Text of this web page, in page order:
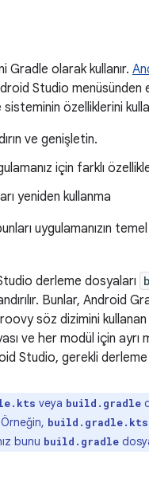
olarak kullanır.
Studio
sisteminin özelliklerini
ve genişletin.
için farklı
yeniden kullanma
uygulamanızın
derleme dosyaları
Bunlar, Android
söz dizimini
ve her modül için ayrı
Studio, gerekli
veya build.gradle
build.gradle.kts
bunu build.gradle